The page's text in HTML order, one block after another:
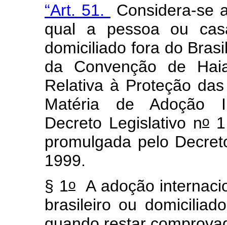
“Art. 51.
Considera-se
qual a pessoa ou
domiciliado fora do
da Convenção de
Relativa à Proteção
Matéria de Adoção
Decreto Legislativo no
promulgada pelo
1999.
§ 1oA adoção
brasileiro ou